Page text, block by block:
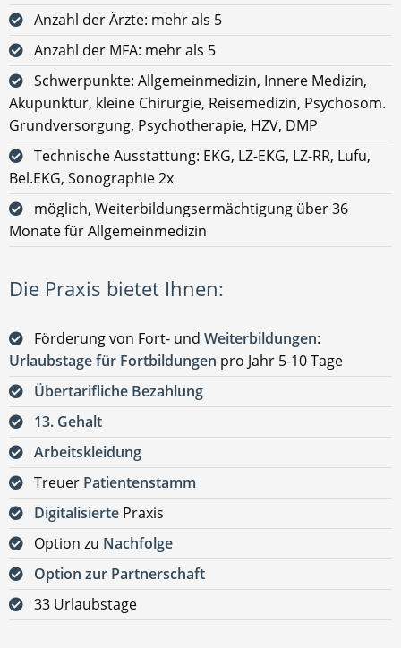
Anzahl der Ärzte: mehr als 5
Anzahl der MFA: mehr als 5
Schwerpunkte: Allgemeinmedizin, Innere Medizin,
Akupunktur, kleine Chirurgie, Reisemedizin, Psychosom.
Grundversorgung, Psychotherapie, HZV, DMP
Technische Ausstattung: EKG, LZ-EKG, LZ-RR, Lufu,
Bel.EKG, Sonographie 2x
möglich, Weiterbildungsermächtigung über 36
Monate für Allgemeinmedizin
Die Praxis bietet Ihnen:
Förderung von Fort- und Weiterbildungen:
Urlaubstage für Fortbildungen pro Jahr 5-10 Tage
Übertarifliche Bezahlung
13. Gehalt
Arbeitskleidung
Treuer Patientenstamm
Digitalisierte Praxis
Option zu Nachfolge
Option zur Partnerschaft
33 Urlaubstage